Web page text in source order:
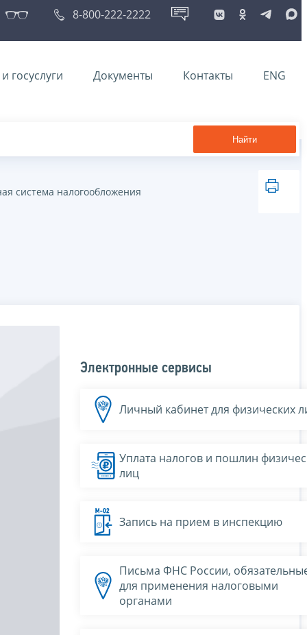
8-800-222-2222
госуслуги Документы Контакты ENG
Найти
система налогообложения
Электронные сервисы
Личный кабинет для физических
Уплата налогов и пошлин
лиц
Запись на прием в инспекцию
Письма ФНС России,
для применения налоговыми
органами